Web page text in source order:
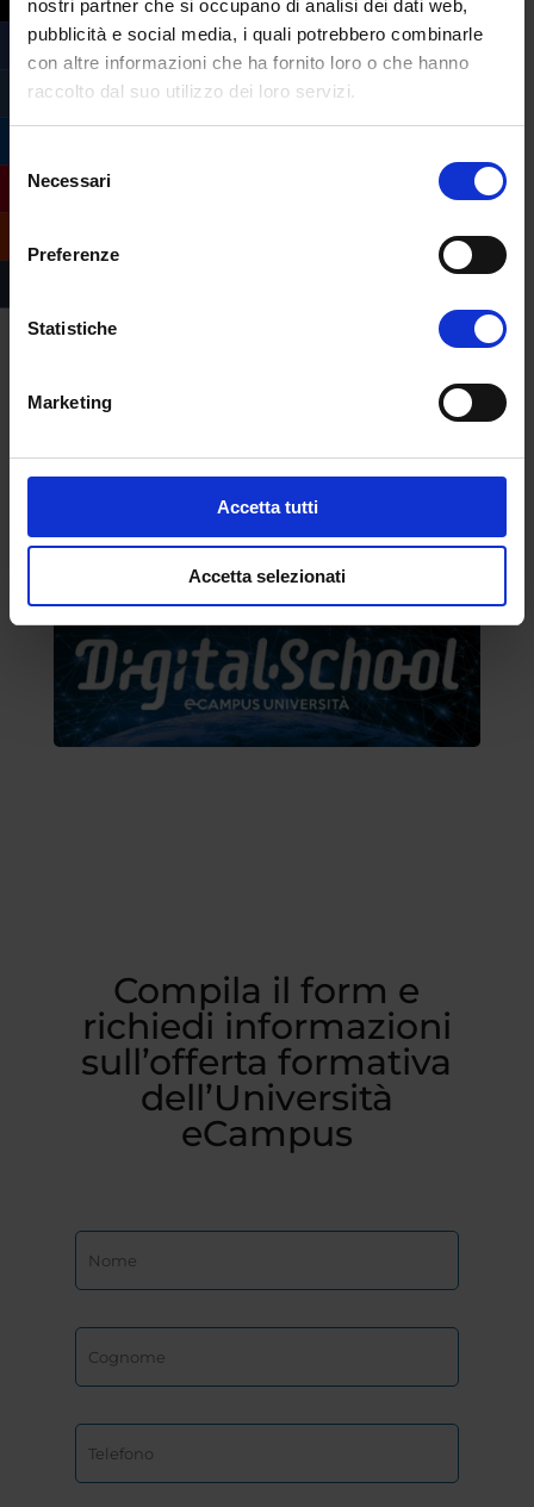
nostri partner che si occupano di analisi dei dati web,
pubblicità e social media, i quali potrebbero combinarle
con altre informazioni che ha fornito loro o che hanno
raccolto dal suo utilizzo dei loro servizi.
delNecessari
Preferenze
Statistiche
Marketing
Accetta tutti
Accetta selezionati
Acquisire conoscenze approfondite
sulla
stesura di diete appropriate per le
varie patologie ; Offrire migliori
Informati ora
Se vuoi ricevere
Master
compila
il form
Compila il form e
richiedi informazioni
sull’offerta formativa
dell’Università
eCampus